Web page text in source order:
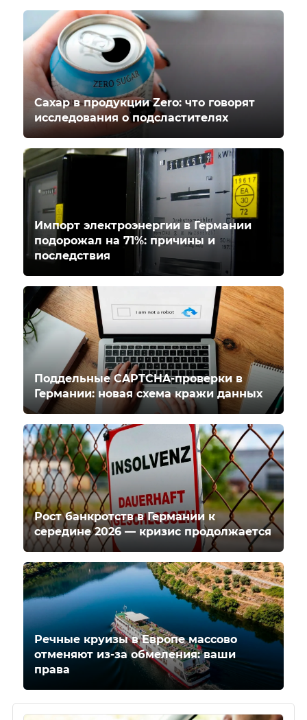
Сахар в продукции Zero: что говорят
исследования о подсластителях
Импорт электроэнергии в Германии
подорожал на 71%: причины и
последствия
Поддельные CAPTCHA-проверки в
Германии: новая схема кражи данных
Рост банкротств в Германии к
середине 2026 — кризис продолжается
Речные круизы в Европе массово
отменяют из-за обмеления: ваши
права